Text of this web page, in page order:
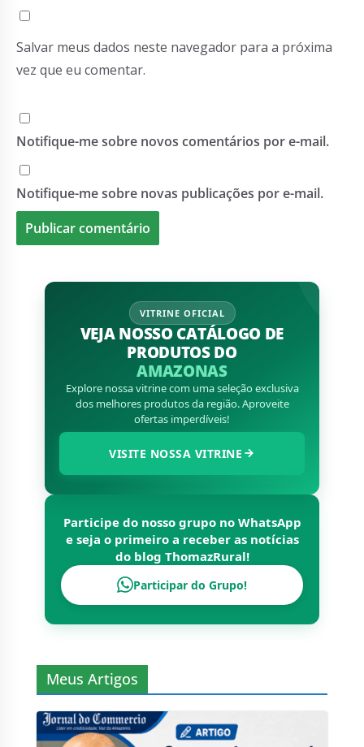
Salvar meus dados neste navegador para a próxima
vez que eu comentar.
Notifique-me sobre novos comentários por e-mail.
Notifique-me sobre novas publicações por e-mail.
VITRINE OFICIAL
VEJA NOSSO CATÁLOGO DE
PRODUTOS DO
AMAZONAS
Explore nossa vitrine com uma seleção exclusiva
dos melhores produtos da região. Aproveite
ofertas imperdíveis!
VISITE NOSSA VITRINE
Participe do nosso grupo no WhatsApp
e seja o primeiro a receber as notícias
do blog ThomazRural!
Participar do Grupo!
Meus Artigos